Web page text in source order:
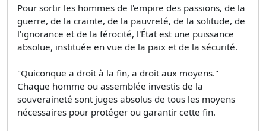
Pour sortir les hommes de l'empire des passions, de la
guerre, de la crainte, de la pauvreté, de la solitude, de
l'ignorance et de la férocité, l'État est une puissance
absolue, instituée en vue de la paix et de la sécurité.
"Quiconque a droit à la fin, a droit aux moyens."
Chaque homme ou assemblée investis de la
souveraineté sont juges absolus de tous les moyens
nécessaires pour protéger ou garantir cette fin.